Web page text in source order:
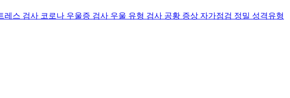
레스 검사 코로나 우울증 검사 우울 유형 검사 공황 증상 자가점검 정밀 성격유형